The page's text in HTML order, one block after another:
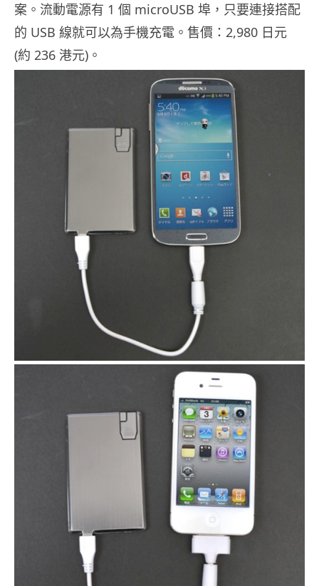
案。流動電源有 1 個 microUSB 埠，只要連接搭配
的 USB 線就可以為手機充電。售價：2,980 日元
(約 236 港元)。